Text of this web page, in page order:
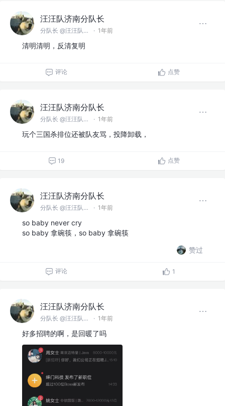
汪汪队济南分队长
分队长 @汪汪队济南分队 · 1年前
清明清明，反清复明
评论 点赞
汪汪队济南分队长
分队长 @汪汪队济南分队 · 1年前
玩个三国杀排位还被队友骂，投降卸载，
19 点赞
汪汪队济南分队长
分队长 @汪汪队济南分队 · 1年前
so baby never cry
so baby 拿碗筷，so baby 拿碗筷
赞过
评论 1
汪汪队济南分队长
分队长 @汪汪队济南分队 · 1年前
好多招聘的啊，是回暖了吗